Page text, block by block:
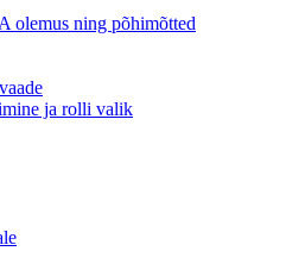
olemus ning põhimõtted
ja rolli valik